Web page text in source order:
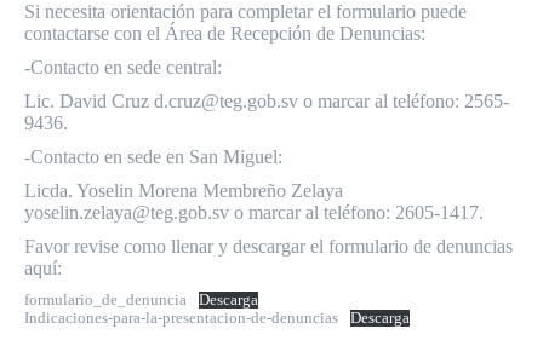
Si necesita orientación para completar el formulario puede
contactarse con el Área de Recepción de Denuncias:
-Contacto en sede central:
Lic. David Cruz d.cruz@teg.gob.sv o marcar al teléfono: 2565-
9436.
-Contacto en sede en San Miguel:
Licda. Yoselin Morena Membreño Zelaya
yoselin.zelaya@teg.gob.sv o marcar al teléfono: 2605-1417.
Favor revise como llenar y descargar el formulario de denuncias
aquí:
formulario_de_denuncia
Descarga
Indicaciones-para-la-presentacion-de-denuncias
Descarga